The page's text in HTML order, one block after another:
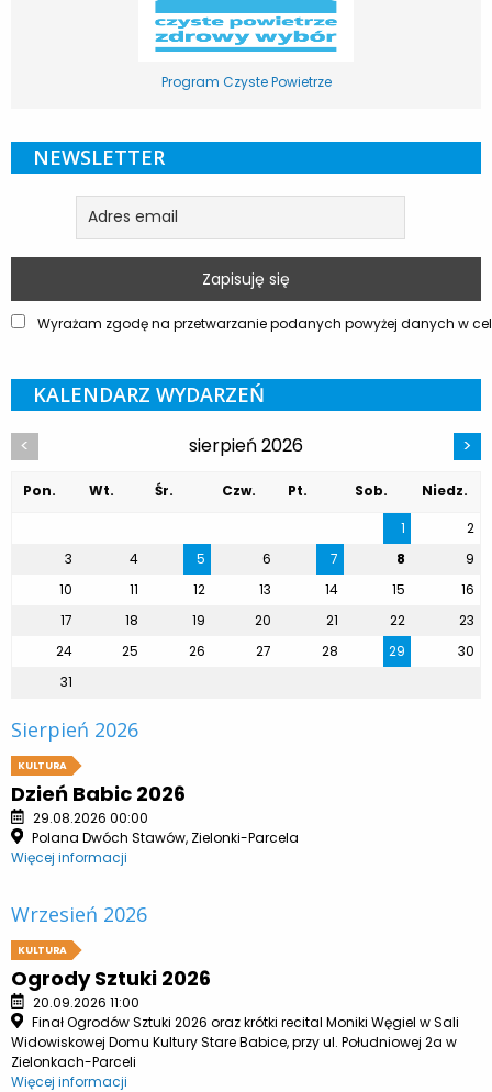
Program Czyste Powietrze
NEWSLETTER
Wyrażam zgodę na przetwarzanie podanych powyżej danych w
KALENDARZ WYDARZEŃ
< sierpień 2026 >
Pon. Wt. Śr. Czw. Pt. Sob.
Niedz.
1
2
3
4 5 6 7 8
9
10
11 12 13 14 15
16
17
18 19 20 21 22
23
24
25 26 27 28 29
30
31
Sierpień 2026
KULTURA
Dzień Babic 2026
29.08.2026 00:00
Polana Dwóch Stawów, Zielonki-Parcela
Więcej informacji
Wrzesień 2026
KULTURA
Ogrody Sztuki 2026
20.09.2026 11:00
Finał Ogrodów Sztuki 2026 oraz krótki recital Moniki Węgiel w Sali
Widowiskowej Domu Kultury Stare Babice, przy ul. Południowej 2a w
Zielonkach-Parceli
Więcej informacji